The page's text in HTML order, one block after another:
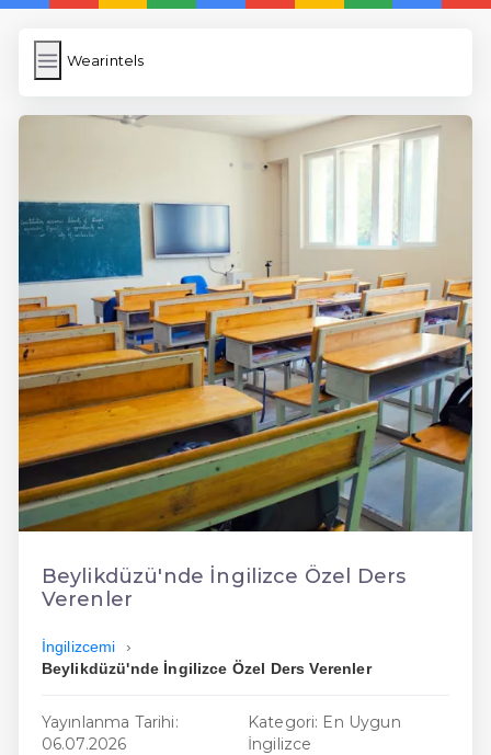
Wearintels
Wearintels
Wordpress Cache
Anasayfa
5 Günde İngilizce
İngilizce
Dil Eğitimi
En Hızlı İngilizce
En Kolay İngilizce
En Ucuz İngilizce
En Uygun İngilizce
Beylikdüzü'nde İngilizce Özel Ders
Verenler
İngilizcemi
Beylikdüzü'nde İngilizce Özel Ders Verenler
Yayınlanma Tarihi:
06.07.2026
Kategori: En Uygun
İngilizce